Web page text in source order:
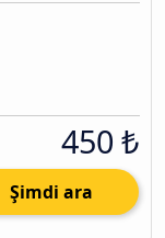
450 ₺
Şimdi ara